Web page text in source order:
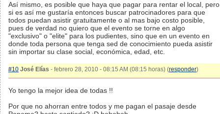
Así mismo, es posible que haya que pagar para rentar el local, pero
si es así me gustaría entonces buscar patrocinadores para que
todos puedan asistir gratuitamente o al mas bajo costo posible,
pues de verdad no quiero que el evento se torne en algo
"exclusivo" o "elite" para los pudientes, sino que en un evento en
donde toda persona que tenga sed de conocimiento pueda asistir
sin importar su clase social, económica, edad, etc.
#10 José Elías - febrero 28, 2010 - 08:15 AM (08:15 horas) (responder)
Yo tengo la mejor idea de todas !!
Por que no ahorran entre todos y me pagan el pasaje desde